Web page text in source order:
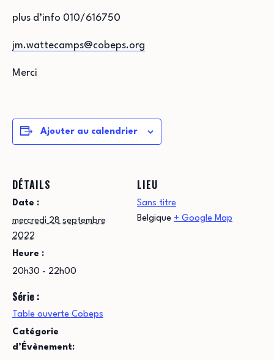
plus d’info 010/616750
jm.wattecamps@cobeps.org
Merci
Ajouter au calendrier
DÉTAILS
Date :
mercredi 28 septembre
2022
Heure :
20h30 - 22h00
Série :
Table ouverte Cobeps
Catégorie
d’Évènement:
LIEU
Sans titre
Belgique + Google Map